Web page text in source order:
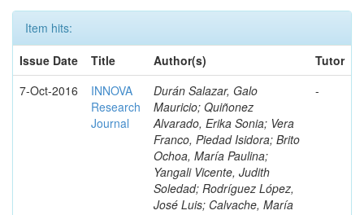
Item hits:
Issue Date
Title Author(s)
Tutor
7-Oct-2016
INNOVA
Research
Journal
Durán Salazar, Galo
Mauricio; Quiñonez
Alvarado, Erika Sonia; Vera
Franco, Piedad Isidora; Brito
Ochoa, María Paulina;
Yangali Vicente, Judith
Soledad; Rodríguez López,
José Luis; Calvache, María
-